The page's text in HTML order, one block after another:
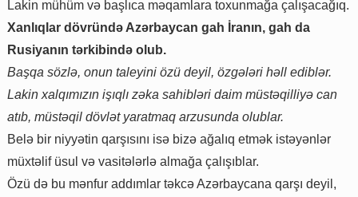
Lakin mühüm və başlıca məqamlara toxunmağa çalışacağıq.
Xanlıqlar dövründə Azərbaycan gah İranın, gah da
Rusiyanın tərkibində olub.
Başqa sözlə, onun taleyini özü deyil, özgələri həll ediblər.
Lakin xalqımızın işıqlı zəka sahibləri daim müstəqilliyə can
atıb, müstəqil dövlət yaratmaq arzusunda olublar.
Belə bir niyyətin qarşısını isə bizə ağalıq etmək istəyənlər
müxtəlif üsul və vasitələrlə almağa çalışıblar.
Özü də bu mənfur addımlar təkcə Azərbaycana qarşı deyil,